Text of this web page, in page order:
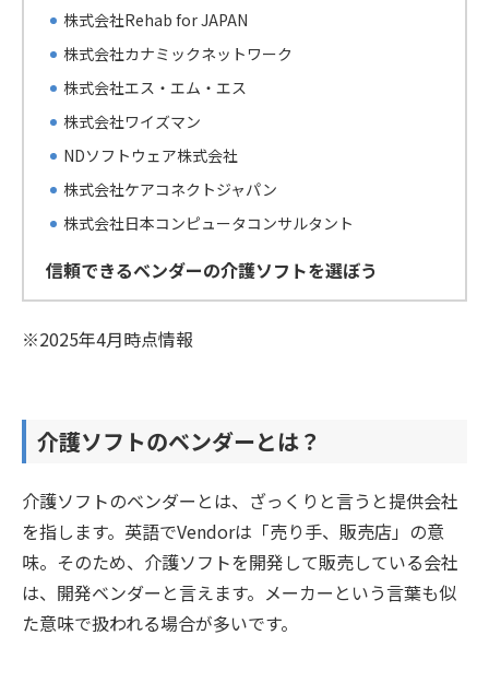
株式会社Rehab for JAPAN
株式会社カナミックネットワーク
株式会社エス・エム・エス
株式会社ワイズマン
NDソフトウェア株式会社
株式会社ケアコネクトジャパン
株式会社日本コンピュータコンサルタント
信頼できるベンダーの介護ソフトを選ぼう
※2025年4月時点情報
介護ソフトのベンダーとは？
介護ソフトのベンダーとは、ざっくりと言うと提供会社
を指します。英語でVendorは「売り手、販売店」の意
味。そのため、介護ソフトを開発して販売している会社
は、開発ベンダーと言えます。メーカーという言葉も似
た意味で扱われる場合が多いです。